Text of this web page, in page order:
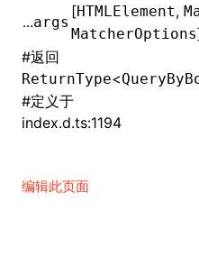
...args
[HTMLElement,
MatcherOptions
#返回
ReturnType<
#定义于
index.d.ts:1194
编辑此页面